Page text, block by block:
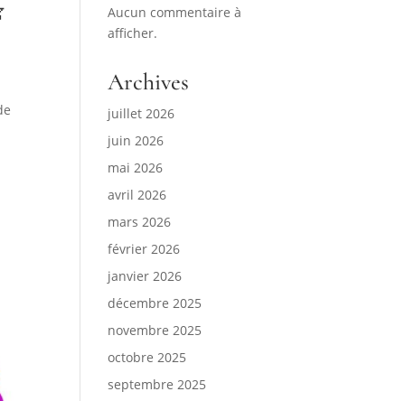
Aucun commentaire à
afficher.
Archives
juillet 2026
juin 2026
mai 2026
avril 2026
mars 2026
février 2026
janvier 2026
décembre 2025
novembre 2025
octobre 2025
septembre 2025